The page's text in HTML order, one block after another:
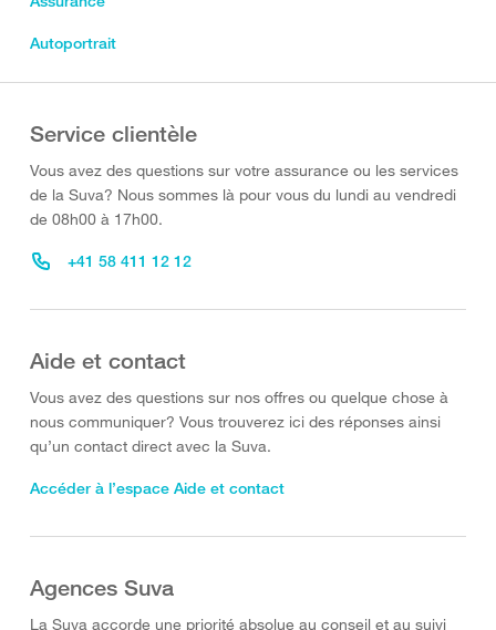
Autoportrait
Service clientèle
Vous avez des questions sur votre assurance ou les services
de la Suva? Nous sommes là pour vous du lundi au vendredi
de 08h00 à 17h00.
+41 58 411 12 12
Aide et contact
Vous avez des questions sur nos offres ou quelque chose à
nous communiquer? Vous trouverez ici des réponses ainsi
qu’un contact direct avec la Suva.
Accéder à l’espace Aide et contact
Agences Suva
La Suva accorde une priorité absolue au conseil et au suivi